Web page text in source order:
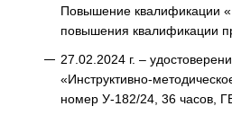
Повышение квалификации «
повышения
27.02.2024 г. –
«Инструктивно-
номер У-182/24, 36 часов,